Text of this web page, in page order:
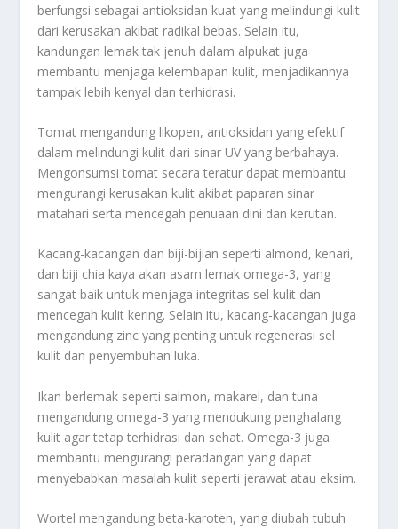
berfungsi sebagai antioksidan kuat yang melindungi kulit
dari kerusakan akibat radikal bebas. Selain itu,
kandungan lemak tak jenuh dalam alpukat juga
membantu menjaga kelembapan kulit, menjadikannya
tampak lebih kenyal dan terhidrasi.
Tomat mengandung likopen, antioksidan yang efektif
dalam melindungi kulit dari sinar UV yang berbahaya.
Mengonsumsi tomat secara teratur dapat membantu
mengurangi kerusakan kulit akibat paparan sinar
matahari serta mencegah penuaan dini dan kerutan.
Kacang-kacangan dan biji-bijian seperti almond, kenari,
dan biji chia kaya akan asam lemak omega-3, yang
sangat baik untuk menjaga integritas sel kulit dan
mencegah kulit kering. Selain itu, kacang-kacangan juga
mengandung zinc yang penting untuk regenerasi sel
kulit dan penyembuhan luka.
Ikan berlemak seperti salmon, makarel, dan tuna
mengandung omega-3 yang mendukung penghalang
kulit agar tetap terhidrasi dan sehat. Omega-3 juga
membantu mengurangi peradangan yang dapat
menyebabkan masalah kulit seperti jerawat atau eksim.
Wortel mengandung beta-karoten, yang diubah tubuh